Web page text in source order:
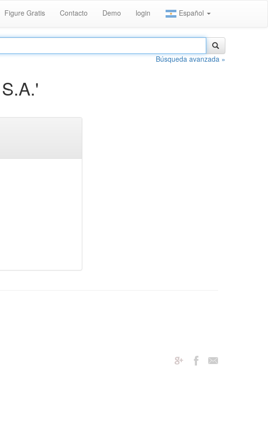
Figure Gratis Contacto Demo login Español
Búsqueda avanzada »